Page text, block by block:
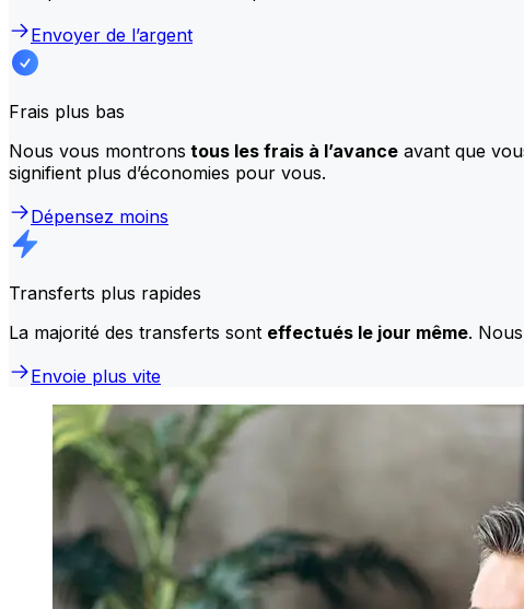
Envoyer de l’argent
Frais plus bas
Nous vous montrons tous les frais à l’avance avant que
signifient plus d’économies pour vous.
Dépensez moins
Transferts plus rapides
La majorité des transferts sont effectués le jour même.
Envoie plus vite